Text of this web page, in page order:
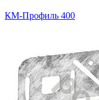
КМ-Профиль 400